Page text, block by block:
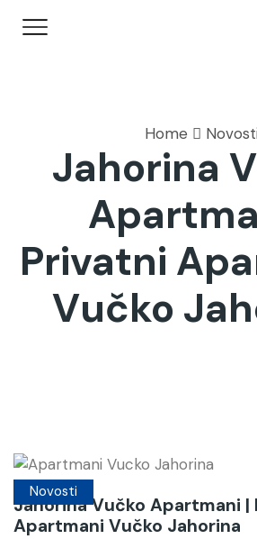
Home
Jahorina
Privatni
Vučko
Novosti
Jahorina Vučko Apartmani |
Apartmani Vučko Jahorina